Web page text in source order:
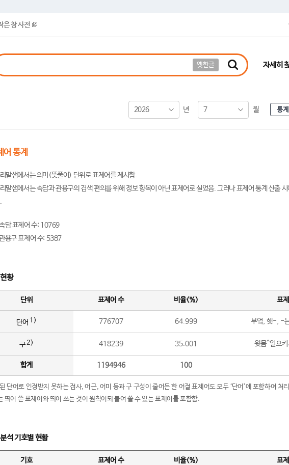
은 창 사전
옛한글 자세히
2026 년 7 월 통계
어 통계
말샘에서는 의미(뜻풀이) 단위로 표제어를 제시함.
말샘에서는 속담과 관용구의 검색 편의를 위해 정보 항목이 아닌 표제어로 실었음. 그러나 표제어 통계 산출
담 표제어 수: 10769
용구 표제어 수: 5387
황
단위 표제어 수 비율(%) 표
단어 1) 776707 64.999 부엌, 햇-, -
구2) 418239 35.001 윗몸^일으
합계 1194946 100
단어로 인정받지 못하는 접사, 어근, 어미 등과 구 구성이 줄어든 한 어절 표제어도 모두 ‘단어’에 포함하여 처
띄어 쓴 표제어와 띄어 쓰는 것이 원칙이되 붙여 쓸 수 있는 표제어를 포함함.
석 기호별 현황
기호 표제어 수 비율(%) 표